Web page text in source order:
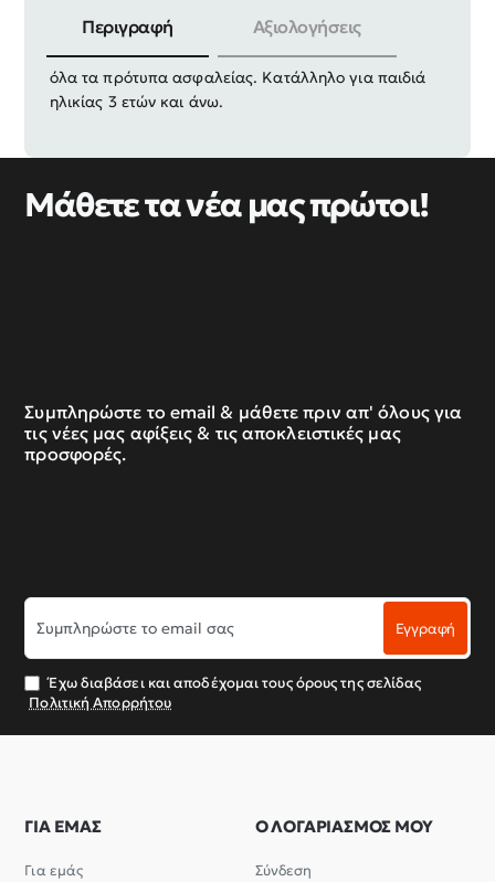
Περιγραφή Αξιολογήσεις
Διαστάσεις συσκευασίας: 18 x 18.5 x 12cm. Πληροί
όλα τα πρότυπα ασφαλείας. Κατάλληλο για παιδιά
ηλικίας 3 ετών και άνω.
Μάθετε τα νέα μας πρώτοι!
Συμπληρώστε το email & μάθετε πριν απ' όλους για
τις νέες μας αφίξεις & τις αποκλειστικές μας
προσφορές.
Συμπληρώστε
το
email
σας
Εγγραφή
Έχω διαβάσει και αποδέχομαι τους όρους της σελίδας
Πολιτική Απορρήτου
ΓΙΑ ΕΜΑΣ
Για εμάς
Ο ΛΟΓΑΡΙΑΣΜΟΣ ΜΟΥ
Σύνδεση